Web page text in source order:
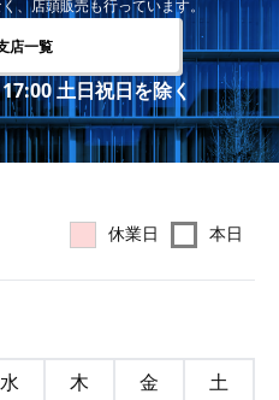
、店頭販売も行っています。
店一覧
土日祝日を除く
休業日 本日
水 木 金
土